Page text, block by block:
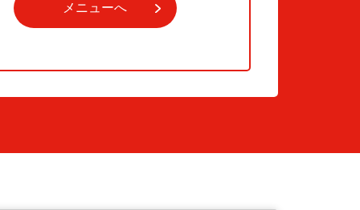
メニューへ